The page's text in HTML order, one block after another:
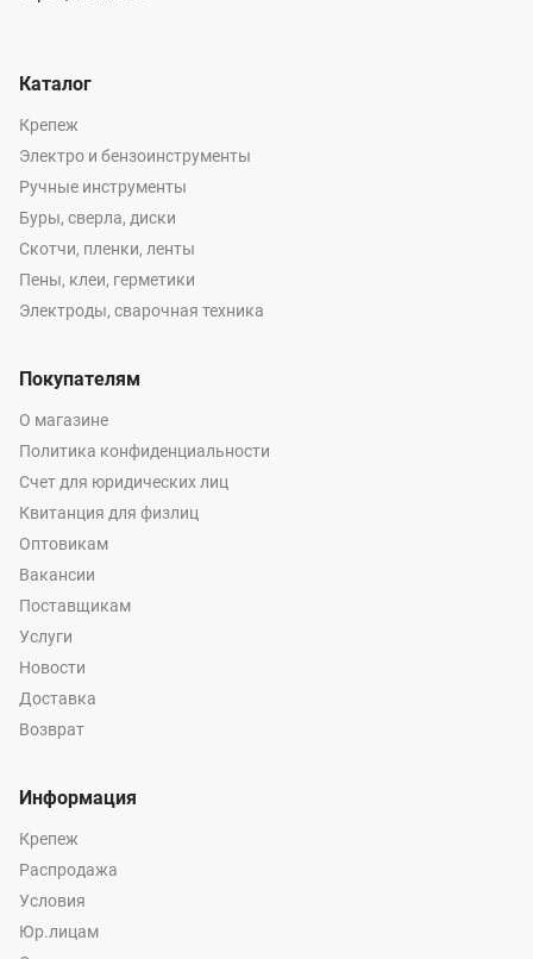
Каталог
Крепеж
Электро и бензоинструменты
Ручные инструменты
Буры, сверла, диски
Скотчи, пленки, ленты
Пены, клеи, герметики
Электроды, сварочная техника
Покупателям
О магазине
Политика конфиденциальности
Счет для юридических лиц
Квитанция для физлиц
Оптовикам
Вакансии
Поставщикам
Услуги
Новости
Доставка
Возврат
Информация
Крепеж
Распродажа
Условия
Юр.лицам